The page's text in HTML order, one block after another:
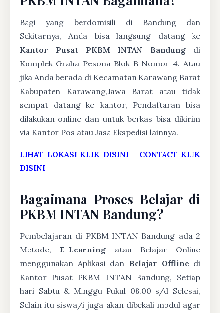
Bagi yang berdomisili di Bandung dan
Sekitarnya, Anda bisa langsung datang ke
Kantor Pusat PKBM INTAN Bandung di
Komplek Graha Pesona Blok B Nomor 4. Atau
jika Anda berada di Kecamatan Karawang Barat
Kabupaten Karawang,Jawa Barat atau tidak
sempat datang ke kantor, Pendaftaran bisa
dilakukan online dan untuk berkas bisa dikirim
via Kantor Pos atau Jasa Ekspedisi lainnya.
LIHAT LOKASI KLIK DISINI – CONTACT KLIK
DISINI
Bagaimana Proses Belajar di
PKBM INTAN Bandung?
Pembelajaran di PKBM INTAN Bandung ada 2
Metode,E-Learning atau Belajar Online
menggunakan Aplikasi dan Belajar Offline di
Kantor Pusat PKBM INTAN Bandung, Setiap
hari Sabtu & Minggu Pukul 08.00 s/d Selesai,
Selain itu siswa/i juga akan dibekali modul agar